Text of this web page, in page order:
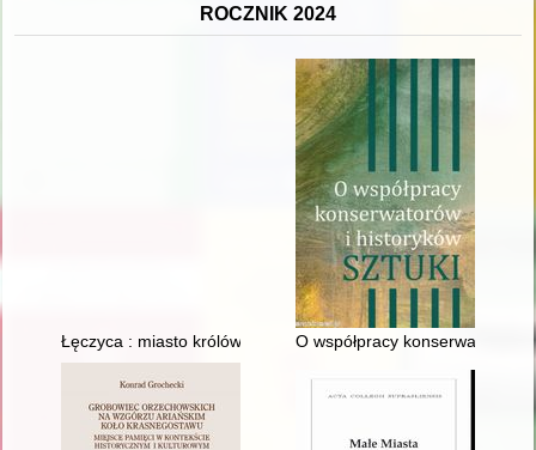
ROCZNIK 2024
Łęczyca : miasto królów O współpracy konserwatorów